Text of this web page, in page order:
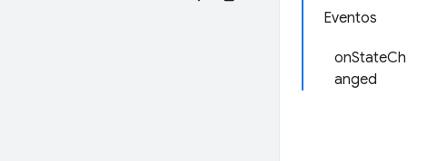
Eventos
onStateCh
anged